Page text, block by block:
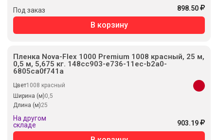
Под заказ 898.50
В корзину
Пленка Nova-Flex 1000 Premium 1008 красный, 25 м,
0,5 м, 5,675 кг. 148cc903-e736-11ec-b2a0-
6805ca0f741a
Цвет1008 красный
Ширина (м)0,5
Длина (м)25
На другом
складе
903.19